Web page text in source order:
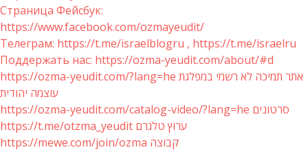
Страница Фейсбук:
https://www.facebook.com/ozmayeudit/
Телеграм: https://t.me/israelblogru , https://t.me/israelru
Поддержать нас: https://ozma-yeudit.com/about/#d
https://ozma-yeudit.com/?lang=he אתר תמיכה לא רשמי במפלגת
עוצמה יהודית
https://ozma-yeudit.com/catalog-video/?lang=he סרטונים
https://t.me/otzma_yeudit ערוץ טלגרם
https://mewe.com/join/ozma קבוצה